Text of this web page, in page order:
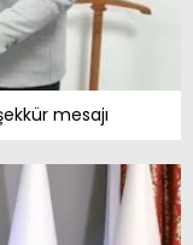
mesajı